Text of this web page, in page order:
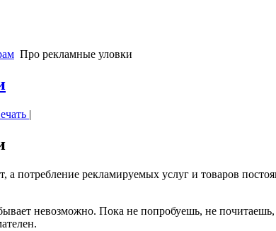
Про рекламные уловки
|
а потребление рекламируемых услуг и товаров
невозможно. Пока не попробуешь, не